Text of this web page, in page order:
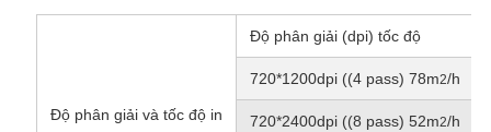
Độ phân giải và tốc độ in
Độ phân giải (dpi) tốc độ
720*1200dpi ((4 pass) 78m2/h
720*2400dpi ((8 pass) 52m2/h